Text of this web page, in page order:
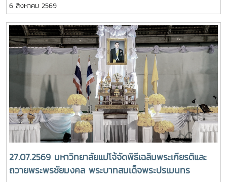
บุคลากร รวมจำนวน 25 คน เป็นเจ้าภาพพระพิธีธรรมสวดพระ
อภิธรรมพระบรมศพสมเด็จพระนางเจ้าสิริกิติ์ พระบรมราชินีนาถ
พระบรมราชชนนีพันปีหลวง ณ พระที่นั่งดุสิตมหาปราสาท
พระบรมมหาราชวัง และเข้ากราบถวายบังคมพระศพสมเด็จ
พระเจ้าลูกเธอ เจ้าฟ้าพัชรกิติยาภา นเรนทิราเทพยวดี กรมหลวง
ราชสาริณีสิริพัชร มหาวัชรราชธิดา ณ พระที่นั่งพิมานรัตยา
พระบรมมหาราชวังการเข้าร่วมพิธีในครั้งนี้ นับเป็นพระ
มหากรุณาธิคุณล้นเกล้าล้นกระหม่อมแก่คณะผู้บริหารมหาวิทยาลัย
สมาคมศิษย์เก่า และบุคลากร มหาวิทยาลัยแม่โจ้ที่ได้ร่วมแสดง
ความจงรักภักดี ถวายความอาลัยและน้อมรำลึกในพระ
มหากรุณาธิคุณอย่างหาที่สุดมิได้
6 สิงหาคม 2569
27.07.2569 มหาวิทยาลัยแม่โจ้จัดพิธีเฉลิมพระเกียรติและ
ถวายพระพรชัยมงคล พระบาทสมเด็จพระปรเมนทร